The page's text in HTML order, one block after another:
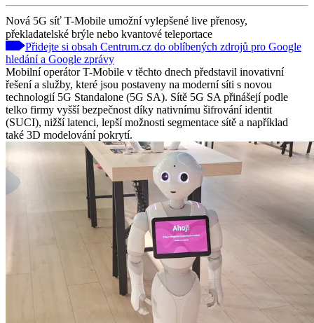
Nová 5G síť T-Mobile umožní vylepšené live přenosy,
překladatelské brýle nebo kvantové teleportace
Přidejte si obsah Centrum.cz do oblíbených zdrojů pro Google
hledání a Google zprávy
Mobilní operátor T-Mobile v těchto dnech představil inovativní
řešení a služby, které jsou postaveny na moderní síti s novou
technologií 5G Standalone (5G SA). Sítě 5G SA přinášejí podle
telko firmy vyšší bezpečnost díky nativnímu šifrování identit
(SUCI), nižší latenci, lepší možnosti segmentace sítě a například
také 3D modelování pokrytí.